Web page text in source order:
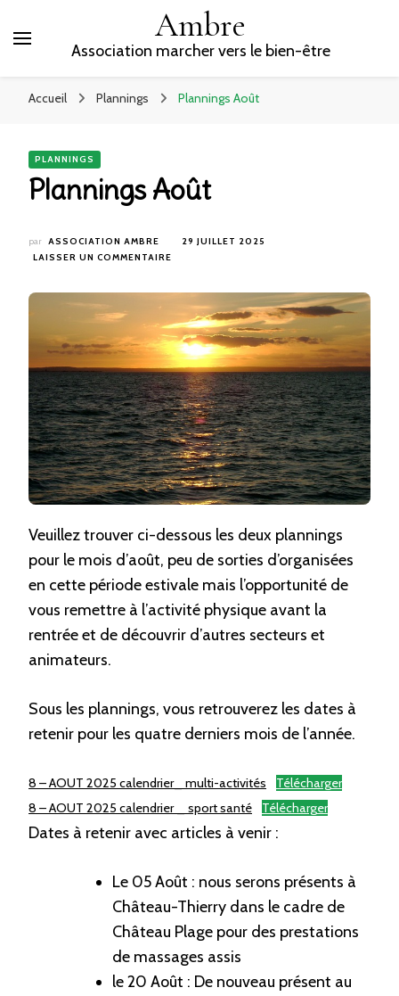
Ambre
Association marcher vers le bien-être
Accueil Plannings Plannings Août
PLANNINGS
Plannings Août
par ASSOCIATION AMBRE
29 JUILLET 2025
LAISSER UN COMMENTAIRE
Veuillez trouver ci-dessous les deux plannings
pour le mois d’août, peu de sorties d’organisées
en cette période estivale mais l’opportunité de
vous remettre à l’activité physique avant la
rentrée et de découvrir d’autres secteurs et
animateurs.
Sous les plannings, vous retrouverez les dates à
retenir pour les quatre derniers mois de l’année.
8 – AOUT 2025 calendrier_ multi-activités
Télécharger
8 – AOUT 2025 calendrier _ sport santé
Télécharger
Dates à retenir avec articles à venir :
Le 05 Août : nous serons présents à
Château-Thierry dans le cadre de
Château Plage pour des prestations
de massages assis
le 20 Août : De nouveau présent au